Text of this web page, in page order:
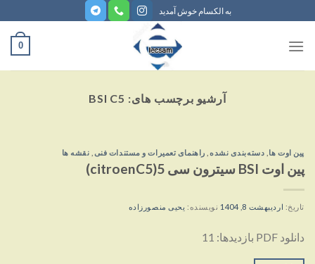
محتوا
بروید
به الکسام خوش آمدید
0
آرشیو برچسب های: BSI C5
پین اوت ها دسته‌بندی نشده راهنمای تعمیرات و مستندات فنی نقشه ها
پین اوت BSI سیترون سی 5(citroenC5)
تاریخ: اردیبهشت 8, 1404 نویسنده: یحیی منصورزاده
دانلود PDF بازدیدها: 11